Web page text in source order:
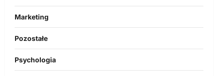
Marketing
Pozostałe
Psychologia